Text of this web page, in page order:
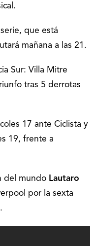
que está
mañana a las 21.
Sur: Villa Mitre
tras 5 derrotas
17 ante Ciclista y
19, frente a
del mundo Lautaro
por la sexta